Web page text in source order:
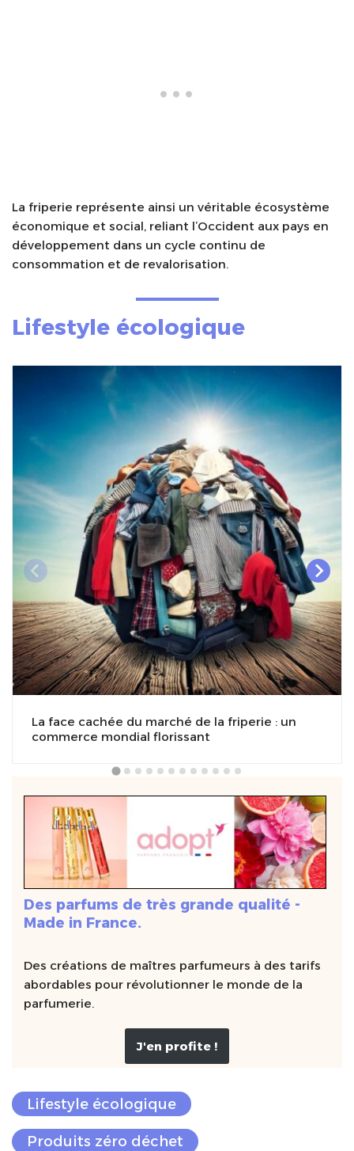
La friperie représente ainsi un véritable écosystème
économique et social, reliant l’Occident aux pays en
développement dans un cycle continu de
consommation et de revalorisation.
Lifestyle écologique
La face cachée du marché de la friperie : un
commerce mondial florissant
Des parfums de très grande qualité -
Made in France.
Des créations de maîtres parfumeurs à des tarifs
abordables pour révolutionner le monde de la
parfumerie.
J'en profite !
Lifestyle écologique
Produits zéro déchet